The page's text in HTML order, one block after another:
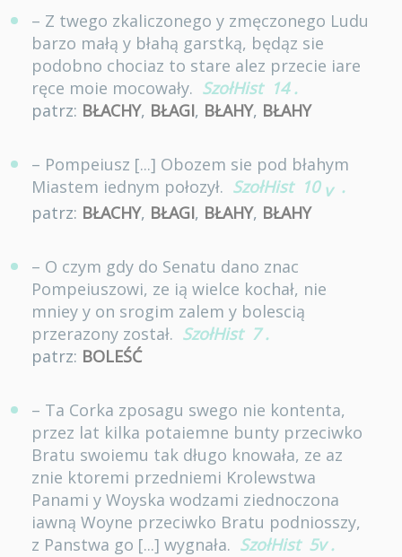
– Z twego zkaliczonego y zmęczonego Ludu
barzo małą y błahą garstką, będąz sie
podobno chociaz to stare alez przecie iare
ręce moie mocowały. SzołHist 14 .
patrz: BŁACHY, BŁAGI, BŁAHY, BŁAHY
– Pompeiusz [...] Obozem sie pod błahym
Miastem iednym połozył. SzołHist 10 v .
patrz: BŁACHY, BŁAGI, BŁAHY, BŁAHY
– O czym gdy do Senatu dano znac
Pompeiuszowi, ze ią wielce kochał, nie
mniey y on srogim zalem y bolescią
przerazony został. SzołHist 7 .
patrz: BOLEŚĆ
– Ta Corka zposagu swego nie kontenta,
przez lat kilka potaiemne bunty przeciwko
Bratu swoiemu tak długo knowała, ze az
znie ktoremi przedniemi Krolewstwa
Panami y Woyska wodzami ziednoczona
iawną Woyne przeciwko Bratu podniosszy,
z Panstwa go [...] wygnała. SzołHist 5v .